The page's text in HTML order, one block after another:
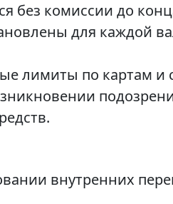
без комиссии до
для каждой
лимиты по картам и
внутренних